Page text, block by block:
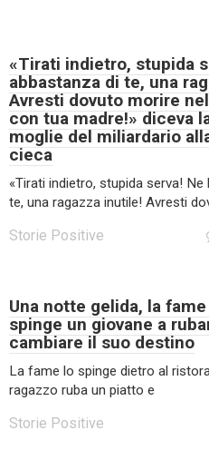
«Tirati indietro, stupida
abbastanza di te, una
Avresti dovuto morire
con tua madre!» diceva
moglie del miliardario
cieca
«Tirati indietro, stupida serva!
te, una ragazza inutile! Avresti
Storie Positive
Una notte gelida, la
spinge un giovane a
cambiare il suo destino
La fame lo spinge dietro al
ragazzo ruba un piatto e
Storie Positive